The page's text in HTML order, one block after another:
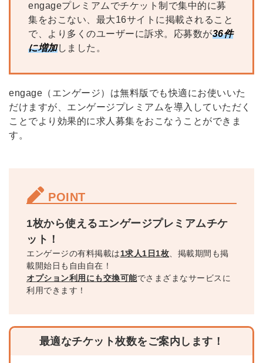
engageプレミアムでチケット制で集中的に募
集をおこない、最大16サイトに掲載されること
で、より多くのユーザーに訴求。 応募数が36件
に増加しました。
engage（エンゲージ）は無料版でも快適にお使いいた
だけますが、エンゲージプレミアムを導入していただく
ことでより効果的に求人募集をおこなうことができま
す。
POINT
1枚から使えるエンゲージプレミアムチケ
ット！
エンゲージの有料掲載は1求人1日1枚 、掲載期間も掲
載開始日も自由自在！
オプション利用にも交換可能でさまざまなサービスに
利用できます！
最適なチケット枚数をご案内します！